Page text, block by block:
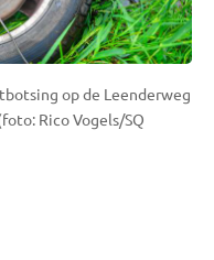
op de Leenderweg
Rico Vogels/SQ